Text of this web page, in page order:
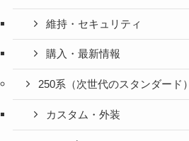
維持・セキュリティ
購入・最新情報
250系（次世代のスタンダード）
カスタム・外装